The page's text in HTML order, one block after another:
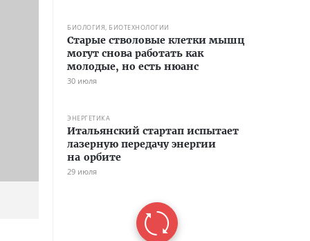
БИОЛОГИЯ, БИОТЕХНОЛОГИИ
Старые стволовые клетки мышц
могут снова работать как
молодые, но есть нюанс
30 июля
ЭНЕРГЕТИКА
Итальянский стартап испытает
лазерную передачу энергии
на орбите
29 июля